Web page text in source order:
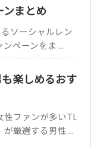
ンまとめ
ソーシャルレン
ペーンをま ...
も楽しめるおす
性ファンが多いTL
厳選する男性 ...